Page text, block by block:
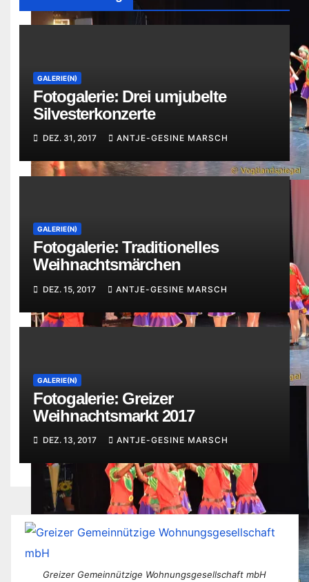
GALERIE(N)
Fotogalerie: Drei umjubelte
Silvesterkonzerte
DEZ. 31, 2017 ANTJE-GESINE MARSCH
GALERIE(N)
Fotogalerie: Traditionelles
Weihnachtsmärchen
DEZ. 15, 2017 ANTJE-GESINE MARSCH
GALERIE(N)
Fotogalerie: Greizer
Weihnachtsmarkt 2017
DEZ. 13, 2017 ANTJE-GESINE MARSCH
Greizer Gemeinnützige Wohnungsgesellschaft mbH